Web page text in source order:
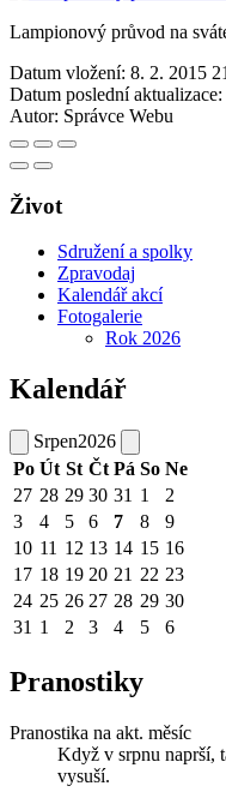
Lampionový průvod na
Datum vložení: 8. 2. 2015
Datum poslední aktualizace:
Autor: Správce Webu
Život
Sdružení a spolky
Zpravodaj
Kalendář akcí
Fotogalerie
Rok 2026
Kalendář
Srpen2026
Po Út St Čt Pá So Ne
27 28 29 30 31 1
2
3
4 5 6 7 8
9
10 11 12 13 14 15 16
17 18 19 20 21 22 23
24 25 26 27 28 29 30
31 1 2 3 4 5 6
Pranostiky
Pranostika na akt. měsíc
Když v srpnu naprší,
vysuší.